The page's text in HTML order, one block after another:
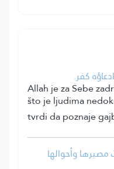
كفر.
Allah je za Sebe
što je ljudima
tvrdi da poznaje
مصيرها وأحوالها